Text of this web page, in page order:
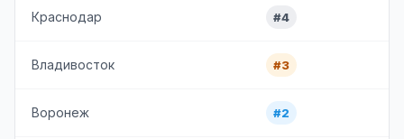
Краснодар #4
Владивосток #3
Воронеж #2